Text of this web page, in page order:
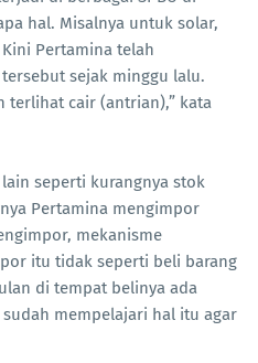
hal. Misalnya untuk solar,
Pertamina telah
sejak minggu lalu.
terlihat cair (antrian),” kata
seperti kurangnya stok
Pertamina mengimpor
mekanisme
itu tidak seperti beli barang
di tempat belinya ada
mempelajari hal itu agar